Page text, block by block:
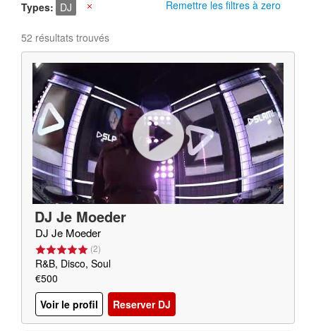
Remettre les filtres à zero
Types DJ
52 résultats trouvés
DJ Je Moeder
DJ Je Moeder
(2)
R&B, Disco, Soul
€500
Voir le profil
Reserver DJ